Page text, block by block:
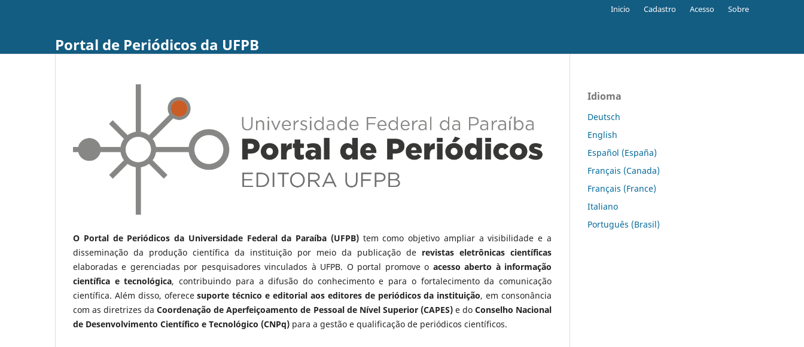
Portal de Periódicos da UFPB
Inicio Cadastro Acesso Sobre
O Portal de Periódicos da Universidade Federal da Paraíba (UFPB)tem como objetivo ampliar a visibilidade e a
disseminação da produção científica da instituição por meio da publicação de revistas eletrônicas científicas
elaboradas e gerenciadas por pesquisadores vinculados à UFPB. O portal promove o acesso aberto à informação
científica e tecnológica, contribuindo para a difusão do conhecimento e para o fortalecimento da comunicação
científica. Além disso, oferecesuporte técnico e editorial aos editores de periódicos da instituição, em consonância
com as diretrizes daCoordenação de Aperfeiçoamento de Pessoal de Nível Superior (CAPES)e do Conselho Nacional
de Desenvolvimento Científico e Tecnológico (CNPq) para a gestão e qualificação de periódicos científicos.
Idioma
Deutsch
English
Español (España)
Français (Canada)
Français (France)
Italiano
Português (Brasil)